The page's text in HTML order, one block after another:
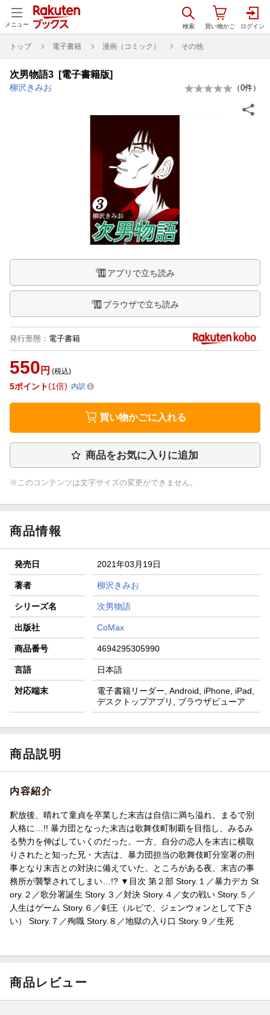
メニュー
トップ 電子書籍 漫画（コミック） その他
次男物語3 [電子書籍版]
柳沢きみお （0件）
アプリで立ち読み
ブラウザで立ち読み
発行形態 ： 電子書籍
550 円 (税込)
5ポイント 1倍 内訳
買い物かごに入れる
商品をお気に入りに追加
※このコンテンツは文字サイズの変更ができません。
商品情報
発売日 2021年03月19日
著者 柳沢きみお
シリーズ名 次男物語
出版社 CoMax
商品番号 4694295305990
言語 日本語
対応端末
電子書籍リーダー, Android, iPhone, iPad,
デスクトップアプリ, ブラウザビューア
商品説明
内容紹介
釈放後、晴れて童貞を卒業した末吉は自信に満ち溢れ、まるで別
人格に…!! 暴力団となった末吉は歌舞伎町制覇を目指し、みるみ
る勢力を伸ばしていくのだった。一方、自分の恋人を末吉に横取
りされたと知った兄・大吉は、暴力団担当の歌舞伎町分室署の刑
事となり末吉との対決に備えていた。ところがある夜、末吉の事
務所が襲撃されてしまい…!? ▼目次 第２部 Story.１／暴力デカ St
ory.２／歌分署誕生 Story.３／対決 Story.４／女の戦い Story.５／
人生はゲーム Story.６／剣王（ルビで、ジェンウォンとして下さ
い） Story.７／殉職 Story.８／地獄の入り口 Story.９／生死
商品レビュー